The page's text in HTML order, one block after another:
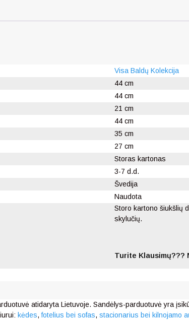
Visa Baldų Kolekcija
44 cm
44 cm
21 cm
44 cm
35 cm
27 cm
Storas kartonas
3-7 d.d.
Švedija
Naudota
Storo kartono šiukšlių
skylučių.
Turite Klausimų???
atidaryta Lietuvoje. Sandėlys-parduotuvė yra
kėdes,fotelius bei sofas, stacionarius bei kilnojamo